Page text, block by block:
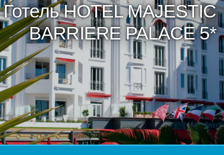
Готель HOTEL MAJESTIC
BARRIERE PALACE 5*